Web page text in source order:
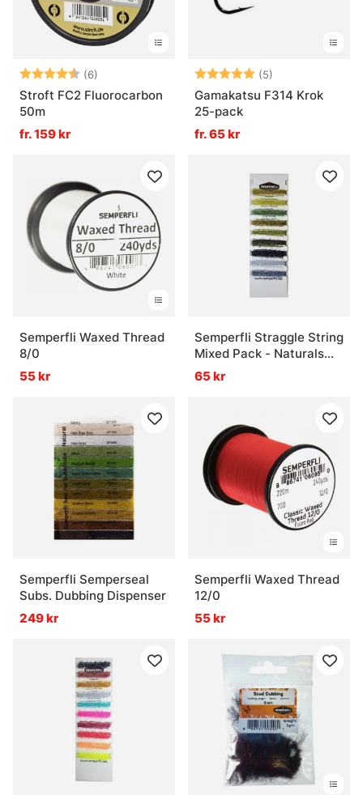
Betyg: (6)
4.3 utav 5 stjärnor
Stroft FC2 Fluorocarbon
50m
fr. 159 kr
Betyg: (5)
Gamakatsu F314 Krok
25-pack
fr. 65 kr
Semperfli Waxed Thread
8/0
55 kr
Semperfli Straggle String
Mixed Pack - Naturals
Collection
65 kr
Semperfli Semperseal
Subs. Dubbing Dispenser
249 kr
Semperfli Waxed Thread
12/0
55 kr